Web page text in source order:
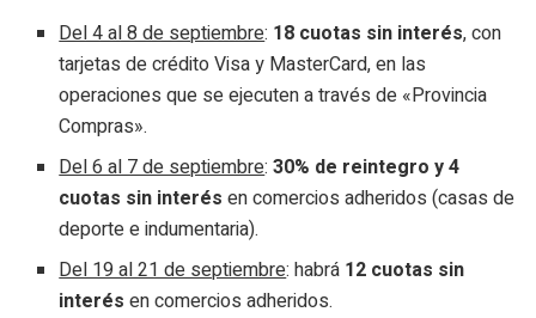
Del 4 al 8 de septiembre: 18 cuotas sin interés, con
tarjetas de crédito Visa y MasterCard, en las
operaciones que se ejecuten a través de «Provincia
Compras».
Del 6 al 7 de septiembre:30% de reintegro y 4
cuotas sin interés en comercios adheridos (casas de
deporte e indumentaria).
Del 19 al 21 de septiembre: habrá 12 cuotas sin
interés en comercios adheridos.